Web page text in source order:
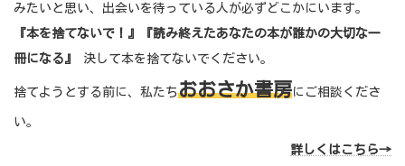
みたいと思い、出会いを待っている人が必ずどこかにいます。
『本を捨てないで！』『読み終えたあなたの本が誰かの大切な一
冊になる』 決して本を捨てないでください。
捨てようとする前に、私たちおおさか書房にご相談くださ
い。
詳しくはこちら→